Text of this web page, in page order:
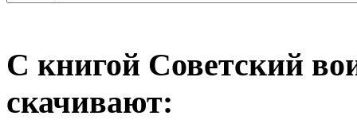
С книгой Советский
скачивают: